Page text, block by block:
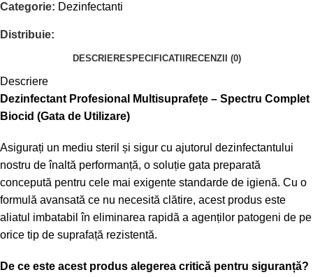
Categorie: Dezinfectanti
Distribuie:
DESCRIERESPECIFICATIIRECENZII (0)
Descriere
Dezinfectant Profesional Multisuprafețe – Spectru Complet
Biocid (Gata de Utilizare)
Asigurați un mediu steril și sigur cu ajutorul dezinfectantului
nostru de înaltă performanță, o soluție gata preparată
concepută pentru cele mai exigente standarde de igienă. Cu o
formulă avansată ce nu necesită clătire, acest produs este
aliatul imbatabil în eliminarea rapidă a agenților patogeni de pe
orice tip de suprafață rezistentă.
De ce este acest produs alegerea critică pentru siguranță?